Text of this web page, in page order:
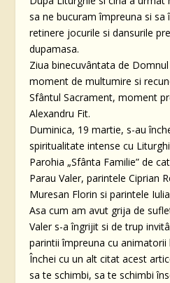
sa ne bucuram împreuna si
retinere jocurile si dansurile
dupamasa.
Ziua binecuvântata de
moment de multumire si
Sfântul Sacrament, moment
Alexandru Fit.
Duminica, 19 martie, s-au
spiritualitate intense cu
Parohia „Sfânta Familie” de
Parau Valer, parintele Ciprian
Muresan Florin si parintele
Asa cum am avut grija de
Valer s-a îngrijit si de trup
parintii împreuna cu
Închei cu un alt citat acest
sa te schimbi, sa te schimbi